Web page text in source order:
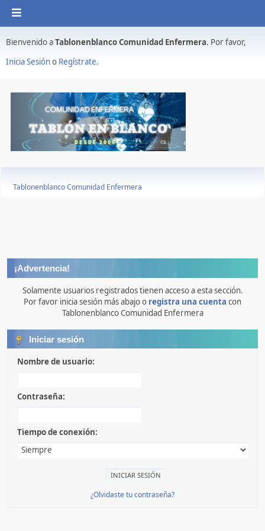
Bienvenido aTablonenblanco Comunidad Enfermera. Por favor,
Inicia Sesióno Regístrate.
Tablonenblanco Comunidad Enfermera
¡Advertencia!
Solamente usuarios registrados tienen acceso a esta sección.
Por favor inicia sesión más abajo o registra una cuenta con
Tablonenblanco Comunidad Enfermera
Iniciar sesión
Nombre de usuario:
Contraseña:
Tiempo de conexión:
¿Olvidaste tu contraseña?